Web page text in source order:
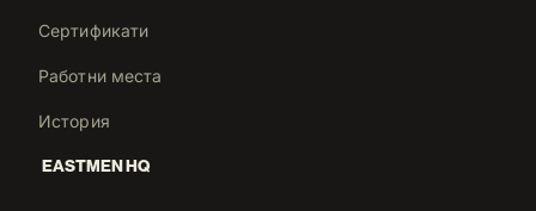
Сертификати
Работни места
История
EASTMEN HQ